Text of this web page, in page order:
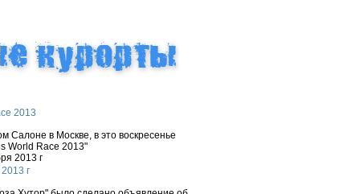
2013
в Москве, в это воскресенье
World Race 2013"
г